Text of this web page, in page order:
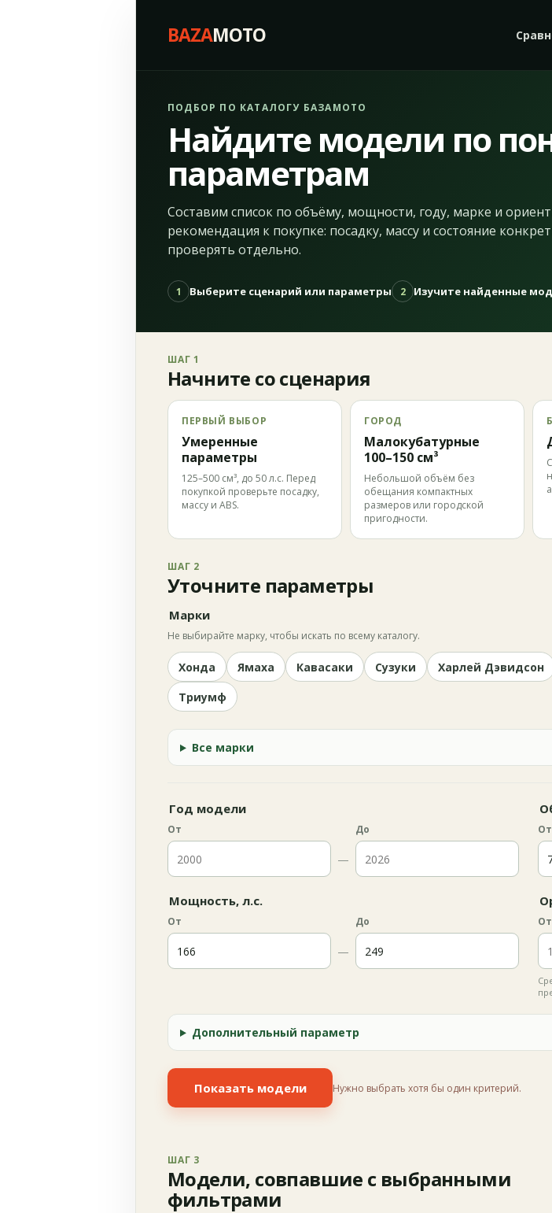
BAZAMOTO
ПОДБОР ПО КАТАЛОГУ БАЗАМОТО
Найдите модели по
параметрам
Составим список по объёму, мощности, году, марке и
рекомендация к покупке: посадку, массу и состояние
проверять отдельно.
1 Выберите сценарий или параметры 2 Изучите найденные
ШАГ 1
Начните со сценария
ПЕРВЫЙ ВЫБОР
Умеренные
параметры
125–500 см³, до 50 л.с. Перед
покупкой проверьте посадку,
массу и ABS.
ГОРОД
Малокубатурные
100–150 см³
Небольшой объём без
обещания компактных
размеров или городской
пригодности.
ШАГ 2
Уточните параметры
Марки
Не выбирайте марку, чтобы искать по всему каталогу.
Хонда Ямаха Кавасаки Сузуки Харлей Дэвидсон
Триумф
Все марки
Год модели
От
—
До От
Мощность, л.с.
От
—
До От
Дополнительный параметр
Показать модели Нужно выбрать хотя бы один критерий.
ШАГ 3
Модели, совпавшие с выбранными
фильтрами